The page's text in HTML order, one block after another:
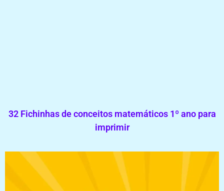
32 Fichinhas de conceitos matemáticos 1º ano para
imprimir